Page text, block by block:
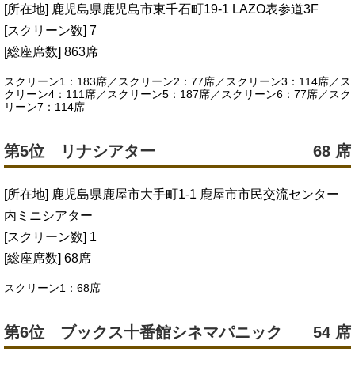
[所在地] 鹿児島県鹿児島市東千石町19‐1 LAZO表参道3F
[スクリーン数] 7
[総座席数] 863席
スクリーン1：183席／スクリーン2：77席／スクリーン3：114席／ス
クリーン4：111席／スクリーン5：187席／スクリーン6：77席／スク
リーン7：114席
第5位 リナシアター 68 席
[所在地] 鹿児島県鹿屋市大手町1-1 鹿屋市市民交流センター
内ミニシアター
[スクリーン数] 1
[総座席数] 68席
スクリーン1：68席
第6位 ブックス十番館シネマパニック 54 席